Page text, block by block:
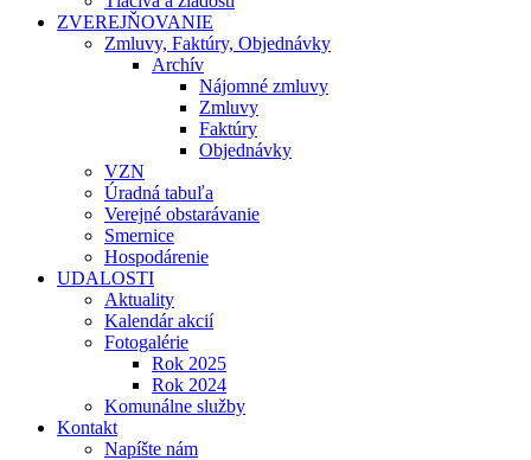
ZVEREJŇOVANIE
Zmluvy, Faktúry, Objednávky
Archív
Nájomné zmluvy
Zmluvy
Faktúry
Objednávky
VZN
Úradná tabuľa
Verejné obstarávanie
Smernice
Hospodárenie
UDALOSTI
Aktuality
Kalendár akcií
Fotogalérie
Rok 2025
Rok 2024
Komunálne služby
Kontakt
Napíšte nám